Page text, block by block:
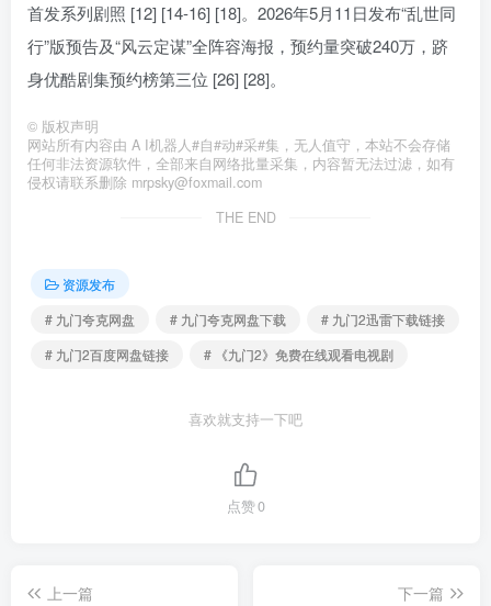
首发系列剧照 [12] [14-16] [18]。2026年5月11日发布“乱世同
行”版预告及“风云定谋”全阵容海报，预约量突破240万，跻
身优酷剧集预约榜第三位 [26] [28]。
© 版权声明
网站所有内容由 A I机器人#自#动#采#集，无人值守，本站不会存储
任何非法资源软件，全部来自网络批量采集，内容暂无法过滤，如有
侵权请联系删除 mrpsky@foxmail.com
THE END
资源发布
# 九门夸克网盘
# 九门夸克网盘下载
# 九门2迅雷下载链接
# 九门2百度网盘链接
# 《九门2》免费在线观看电视剧
喜欢就支持一下吧
点赞0
上一篇
下一篇